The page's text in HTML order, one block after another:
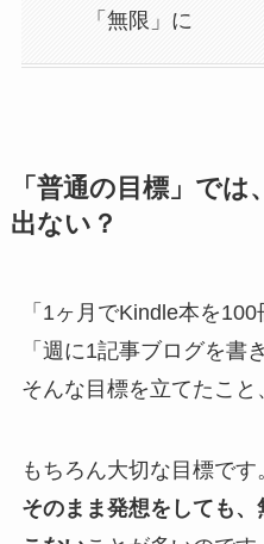
「無限」に
「普通の目標」で
出ない？
「1ヶ月でKindle本を100
「週に1記事ブログを書
そんな目標を立てたこと
もちろん大切な目標で
そのまま発想をしても